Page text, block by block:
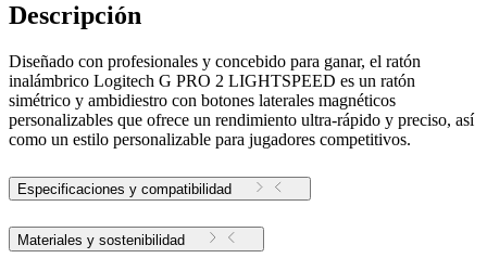
Descripción
Diseñado con profesionales y concebido para ganar, el ratón
inalámbrico Logitech G PRO 2 LIGHTSPEED es un ratón
simétrico y ambidiestro con botones laterales magnéticos
personalizables que ofrece un rendimiento ultra-rápido y preciso, así
como un estilo personalizable para jugadores competitivos.
Especificaciones y compatibilidad
Materiales y sostenibilidad